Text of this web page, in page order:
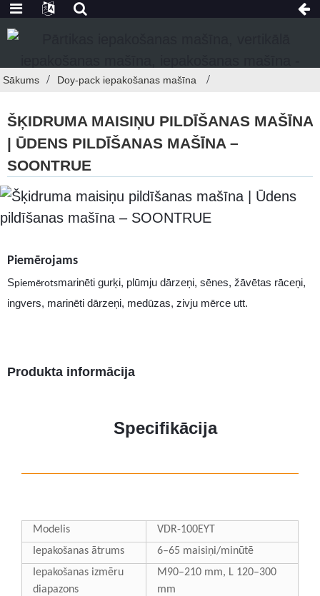
Sākums Doy-pack iepakošanas mašīna
ŠĶIDRUMA MAISIŅU PILDĪŠANAS MAŠĪNA
| ŪDENS PILDĪŠANAS MAŠĪNA –
SOONTRUE
Piemērojams
Spiemērotsmarinēti gurķi, plūmju dārzeņi, sēnes, žāvētas rāceņi,
ingvers, marinēti dārzeņi, medūzas, zivju mērce utt.
Produkta informācija
Specifikācija
Modelis
VDR-100EYT
Iepakošanas ātrums
6–65 maisiņi/minūtē
Iepakošanas izmēru
diapazons
M90–210 mm, L 120–300
mm